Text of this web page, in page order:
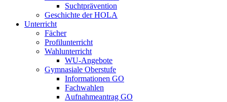
Suchtprävention
Geschichte der HOLA
Unterricht
Fächer
Profilunterricht
Wahlunterricht
WU-Angebote
Gymnasiale Oberstufe
Informationen GO
Fachwahlen
Aufnahmeantrag GO